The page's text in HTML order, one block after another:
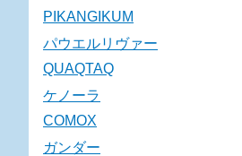
PIKANGIKUM
パウエルリヴァー
QUAQTAQ
ケノーラ
COMOX
ガンダー